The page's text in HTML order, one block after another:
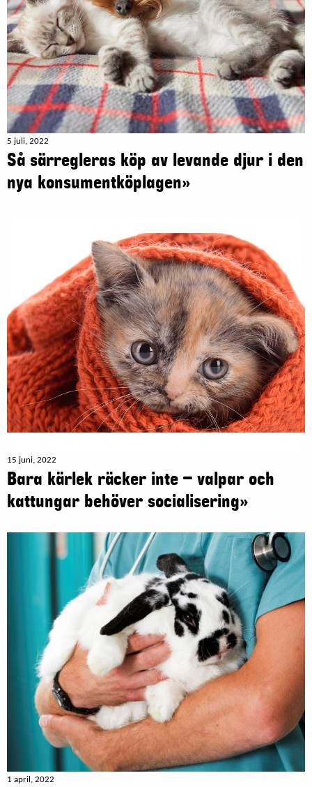
5 juli, 2022
Så särregleras köp av levande djur i den
nya konsumentköplagen»
15 juni, 2022
Bara kärlek räcker inte – valpar och
kattungar behöver socialisering»
1 april, 2022